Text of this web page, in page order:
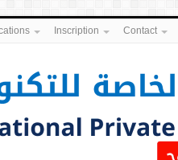
Inscription Contact